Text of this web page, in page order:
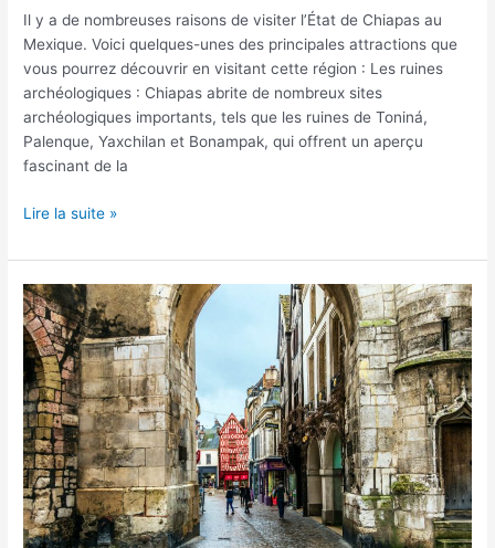
Il y a de nombreuses raisons de visiter l’État de Chiapas au
Mexique. Voici quelques-unes des principales attractions que
vous pourrez découvrir en visitant cette région : Les ruines
archéologiques : Chiapas abrite de nombreux sites
archéologiques importants, tels que les ruines de Toniná,
Palenque, Yaxchilan et Bonampak, qui offrent un aperçu
fascinant de la
Lire la suite »
Quels
endroits
voir
et
visiter
lors
d’un
séjour
à
Auxerre
?